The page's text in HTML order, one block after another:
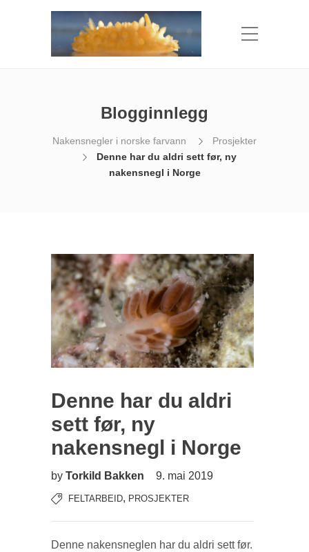
Blogginnlegg
Nakensnegler i norske farvann
Prosjekter
Denne har du aldri sett før, ny
nakensnegl i Norge
Denne har du aldri
sett før, ny
nakensnegl i Norge
by Torkild Bakken 9. mai 2019
FELTARBEID, PROSJEKTER
Denne nakensneglen har du aldri sett før.